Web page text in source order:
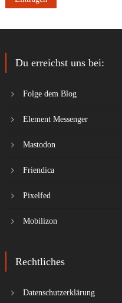
Du erreichst uns bei:
Folge dem Blog
Element Messenger
Mastodon
Friendica
Pixelfed
Mobilizon
Rechtliches
Datenschutzerklärung